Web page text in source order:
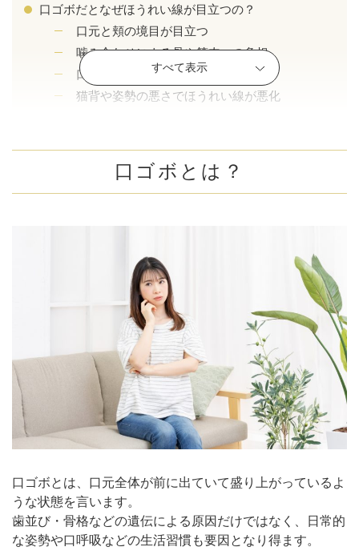
井畑 峰紀 医師 安形省吾 医師
口ゴボだとなぜほうれい線が目立つの？
口元と頬の境目が目立つ
噛み合わせによる骨や筋肉への負担
口呼吸による口輪筋の衰え
猫背や姿勢の悪さでほうれい線が悪化
口ゴボと口ゴボが原因のほうれい線を改善する治療法
口ゴボを目立たなくする鼻のヒアルロン酸注射
歯科矯正で口ゴボやほうれい線が改善する？
口元を引っ込める治療「セットバック」
すべて表示
口ゴボとは？
口ゴボとは、口元全体が前に出ていて盛り上がっているよ
うな状態を言います。
歯並び・骨格などの遺伝による原因だけではなく、日常的
な姿勢や口呼吸などの生活習慣も要因となり得ます。